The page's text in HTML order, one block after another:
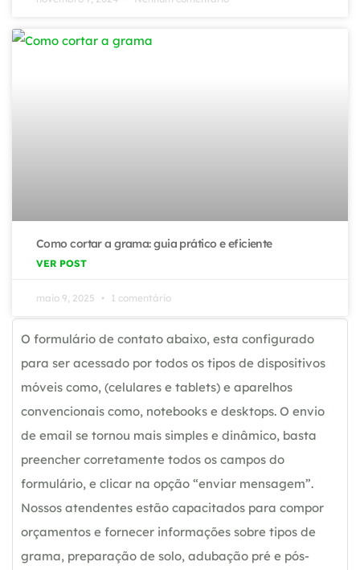
Como cortar a grama: guia prático e eficiente
VER POST
maio 9, 2025 1 comentário
O formulário de contato abaixo, esta configurado
para ser acessado por todos os tipos de dispositivos
móveis como, (celulares e tablets) e aparelhos
convencionais como, notebooks e desktops. O envio
de email se tornou mais simples e dinâmico, basta
preencher corretamente todos os campos do
formulário, e clicar na opção “enviar mensagem”.
Nossos atendentes estão capacitados para compor
orçamentos e fornecer informações sobre tipos de
grama, preparação de solo, adubação pré e pós-